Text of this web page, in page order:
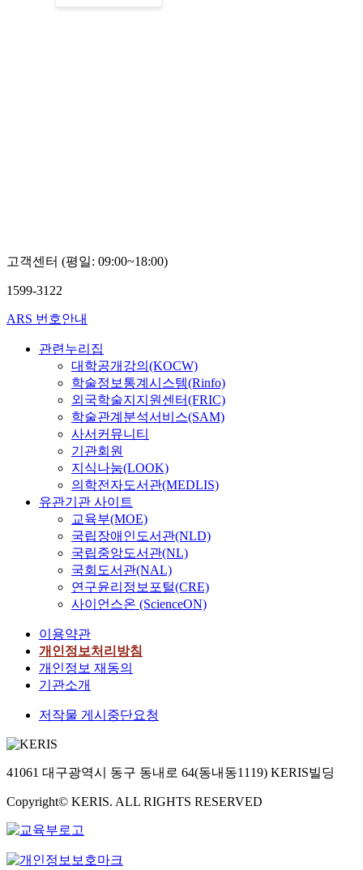
고객센터 (평일: 09:00~18:00)
1599-3122
ARS 번호안내
관련누리집
대학공개강의(KOCW)
학술정보통계시스템(Rinfo)
외국학술지지원센터(FRIC)
학술관계분석서비스(SAM)
사서커뮤니티
기관회원
지식나눔(LOOK)
의학전자도서관(MEDLIS)
유관기관 사이트
교육부(MOE)
국립장애인도서관(NLD)
국립중앙도서관(NL)
국회도서관(NAL)
연구윤리정보포털(CRE)
사이언스온 (ScienceON)
이용약관
개인정보처리방침
개인정보 재동의
기관소개
저작물 게시중단요청
41061 대구광역시 동구 동내로 64(동내동1119) KERIS빌딩
Copyright© KERIS. ALL RIGHTS RESERVED